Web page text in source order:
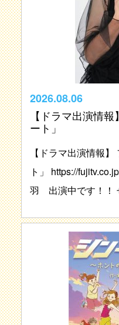
2026.08.06
【ドラマ出演情
ート」
【ドラマ出演情報
ト」 https://
羽 出演中です！！